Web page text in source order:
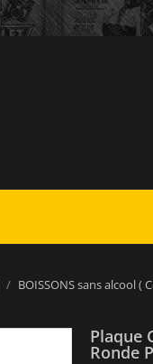
BOISSONS sans alcool (
Plaque
Ronde